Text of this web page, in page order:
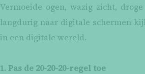
Vermoeide ogen, wazig zicht,
langdurig naar digitale schermen
in een digitale wereld.
1. Pas de 20-20-20-regel toe